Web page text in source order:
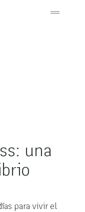
una
para vivir el